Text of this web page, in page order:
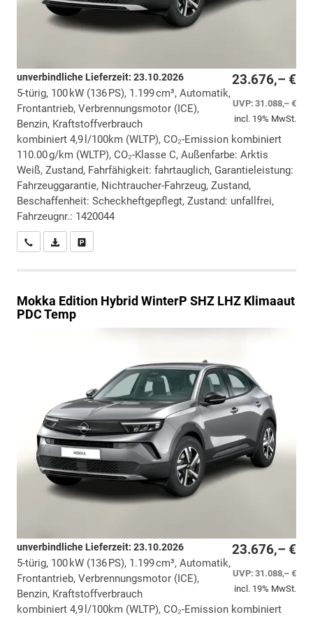
23.676,– €
UVP:31.088,– €
incl. 19% MwSt.
unverbindliche Lieferzeit: 23.10.2026
5-türig, 100 kW (136 PS), 1.199 cm³, Automatik,
Frontantrieb, Verbrennungsmotor (ICE),
Benzin, Kraftstoffverbrauch
kombiniert 4,9 l/100km (WLTP), CO₂-Emission kombiniert
110.00 g/km (WLTP), CO₂-Klasse C, Außenfarbe: Arktis
Weiß, Zustand, Fahrfähigkeit: fahrtauglich, Garantieleistung:
Fahrzeuggarantie, Nichtraucher-Fahrzeug, Zustand,
Beschaffenheit: Scheckheftgepflegt, Zustand: unfallfrei,
Fahrzeugnr.: 1420044
Wir rufen Sie anPDF-Datei, Fahrzeugexposé drucken
Mokka Edition Hybrid WinterP SHZ LHZ Klimaaut
PDC Temp
23.676,– €
UVP:31.088,– €
incl. 19% MwSt.
unverbindliche Lieferzeit: 23.10.2026
5-türig, 100 kW (136 PS), 1.199 cm³, Automatik,
Frontantrieb, Verbrennungsmotor (ICE),
Benzin, Kraftstoffverbrauch
kombiniert 4,9 l/100km (WLTP), CO₂-Emission kombiniert